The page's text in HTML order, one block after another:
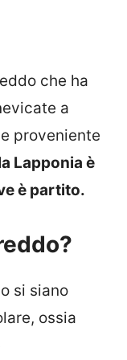
che ha
a
proveniente
Lapponia è
è partito.
si siano
ossia